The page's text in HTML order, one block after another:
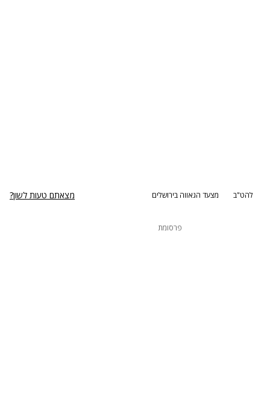
להט"ב מצעד הגאווה בירושלים מצאתם טעות לשון?
פרסומת